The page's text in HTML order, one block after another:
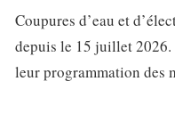
Coupures d’eau et
depuis le 15 juillet
leur programmation des